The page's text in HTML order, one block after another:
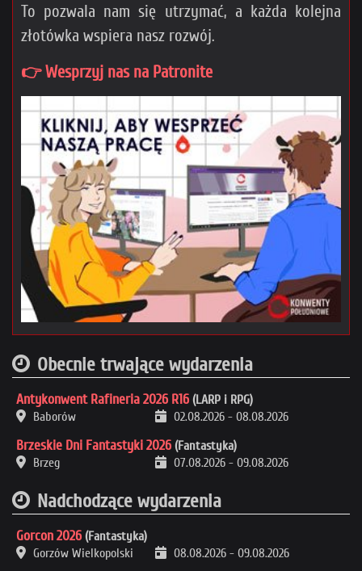
To pozwala nam się utrzymać, a każda kolejna
złotówka wspiera nasz rozwój.
👉 Wesprzyj nas na Patronite
Obecnie trwające wydarzenia
Antykonwent Rafineria 2026 R16 (LARP i RPG)
Baborów
02.08.2026 - 08.08.2026
Brzeskie Dni Fantastyki 2026 (Fantastyka)
Brzeg
07.08.2026 - 09.08.2026
Nadchodzące wydarzenia
Gorcon 2026 (Fantastyka)
Gorzów Wielkopolski
08.08.2026 - 09.08.2026